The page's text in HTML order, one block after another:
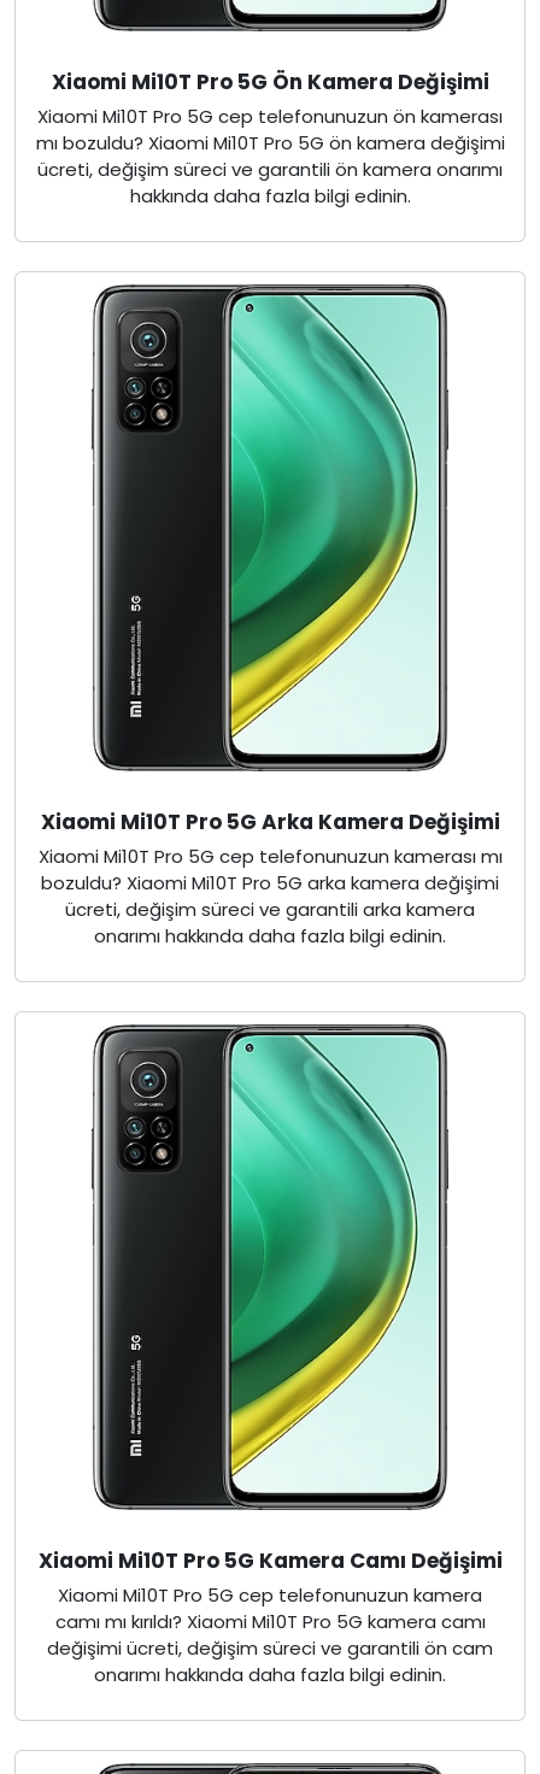
Xiaomi Mi10T Pro 5G Ön Kamera Değişimi
Xiaomi Mi10T Pro 5G cep telefonunuzun ön kamerası
mı bozuldu? Xiaomi Mi10T Pro 5G ön kamera değişimi
ücreti, değişim süreci ve garantili ön kamera onarımı
hakkında daha fazla bilgi edinin.
Xiaomi Mi10T Pro 5G Arka Kamera Değişimi
Xiaomi Mi10T Pro 5G cep telefonunuzun kamerası mı
bozuldu? Xiaomi Mi10T Pro 5G arka kamera değişimi
ücreti, değişim süreci ve garantili arka kamera
onarımı hakkında daha fazla bilgi edinin.
Xiaomi Mi10T Pro 5G Kamera Camı Değişimi
Xiaomi Mi10T Pro 5G cep telefonunuzun kamera
camı mı kırıldı? Xiaomi Mi10T Pro 5G kamera camı
değişimi ücreti, değişim süreci ve garantili ön cam
onarımı hakkında daha fazla bilgi edinin.